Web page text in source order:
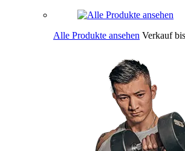
Alle Produkte ansehen Verkauf